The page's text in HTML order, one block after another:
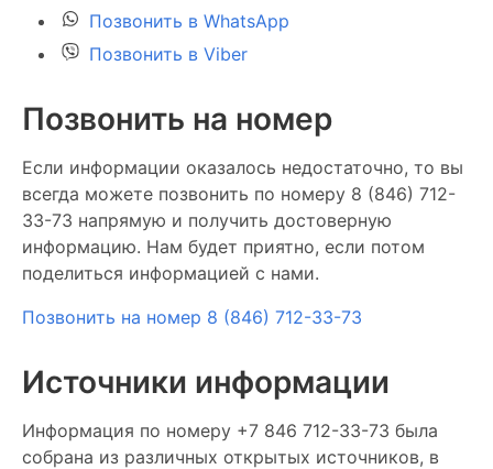
Позвонить в WhatsApp
Позвонить в Viber
Позвонить на номер
Если информации оказалось недостаточно, то вы
всегда можете позвонить по номеру 8 (846) 712-
33-73 напрямую и получить достоверную
информацию. Нам будет приятно, если потом
поделиться информацией с нами.
Позвонить на номер 8 (846) 712-33-73
Источники информации
Информация по номеру +7 846 712-33-73 была
собрана из различных открытых источников, в